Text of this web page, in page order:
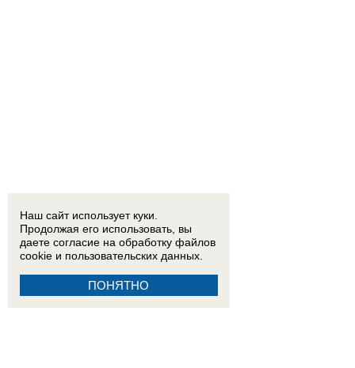
Наш сайт использует куки.
Продолжая его использовать, вы
даете согласие на обработку файлов
cookie и пользовательских данных.
ПОНЯТНО